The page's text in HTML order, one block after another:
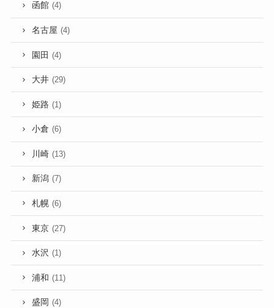
函館 (4)
名古屋 (4)
園田 (4)
大井 (29)
姫路 (1)
小倉 (6)
川崎 (13)
新潟 (7)
札幌 (6)
東京 (27)
水沢 (1)
浦和 (11)
盛岡 (4)